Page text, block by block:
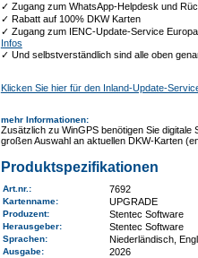
✓ Zugang zum WhatsApp-Helpdesk und
✓ Rabatt auf 100% DKW Karten
✓ Zugang zum IENC-Update-Service
Infos
✓ Und selbstverständlich sind alle oben
Klicken Sie hier für den Inland-Update-
mehr Informationen:
Zusätzlich zu WinGPS benötigen Sie
großen Auswahl an aktuellen DKW-Karten
Produktspezifikationen
Art.nr. : 7692
Kartenname: UPGRADE
Produzent: Stentec Software
Herausgeber: Stentec Software
Sprachen: Niederländisch,
Ausgabe: 2026